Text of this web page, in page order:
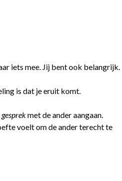
iets mee. Jij bent ook belangrijk.
is dat je eruit komt.
gesprekmet de ander aangaan.
voelt om de ander terecht te